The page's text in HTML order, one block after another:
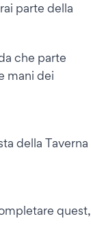
parte della
che parte
mani dei
della Taverna
quest,